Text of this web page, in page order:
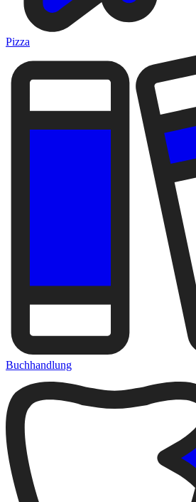
Pizza
Buchhandlung